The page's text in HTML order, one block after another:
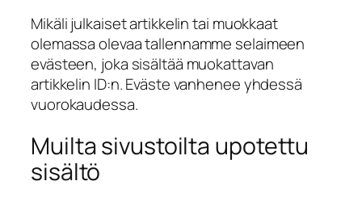
Mikäli julkaiset artikkelin tai muokkaat
olemassa olevaa tallennamme selaimeen
evästeen, joka sisältää muokattavan
artikkelin ID:n. Eväste vanhenee yhdessä
vuorokaudessa.
Muilta sivustoilta upotettu
sisältö